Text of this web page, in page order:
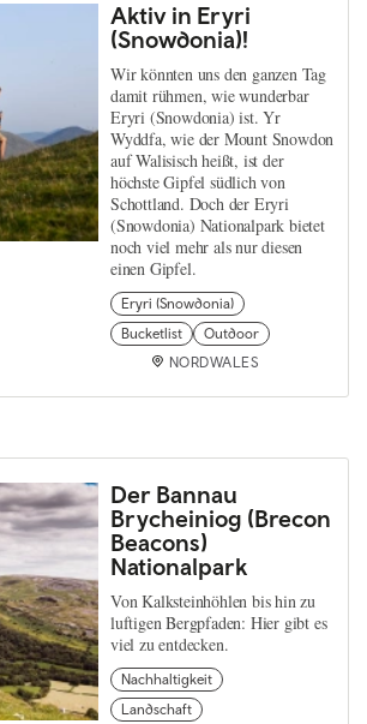
Aktiv in Eryri
(Snowdonia)!
Wir könnten uns den ganzen Tag
damit rühmen, wie wunderbar
Eryri (Snowdonia) ist. Yr
Wyddfa, wie der Mount Snowdon
auf Walisisch heißt, ist der
höchste Gipfel südlich von
Schottland. Doch der Eryri
(Snowdonia) Nationalpark bietet
noch viel mehr als nur diesen
einen Gipfel.
Eryri (Snowdonia)
Bucketlist
Outdoor
NORDWALES
Der Bannau
Brycheiniog (Brecon
Beacons)
Nationalpark
Von Kalksteinhöhlen bis hin zu
luftigen Bergpfaden: Hier gibt es
viel zu entdecken.
Nachhaltigkeit
Landschaft